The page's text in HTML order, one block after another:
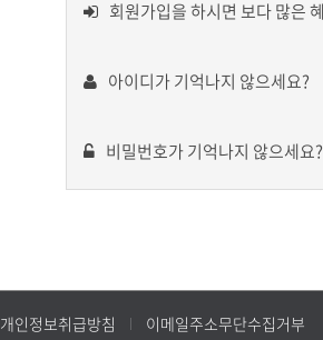
회원가입을 하시면 보다 많은
아이디가 기억나지 않으세요?
비밀번호가 기억나지 않으세요?
개인정보취급방침 이메일주소무단수집거부